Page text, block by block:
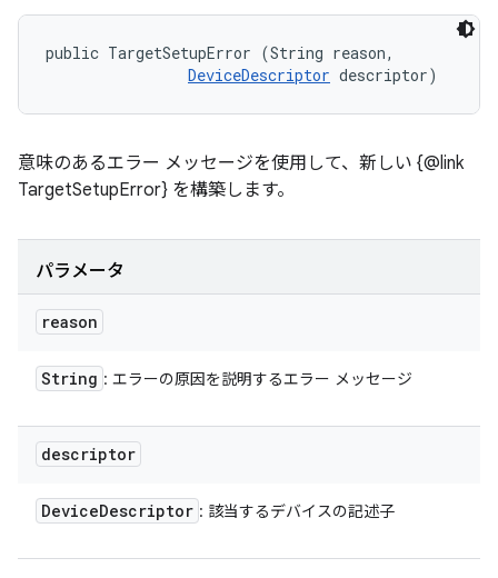
public TargetSetupError (String reason,
DeviceDescriptor descriptor)
意味のあるエラー メッセージを使用して、新しい {@link
TargetSetupError} を構築します。
パラメータ
reason
String : エラーの原因を説明するエラー メッセージ
descriptor
DeviceDescriptor : 該当するデバイスの記述子